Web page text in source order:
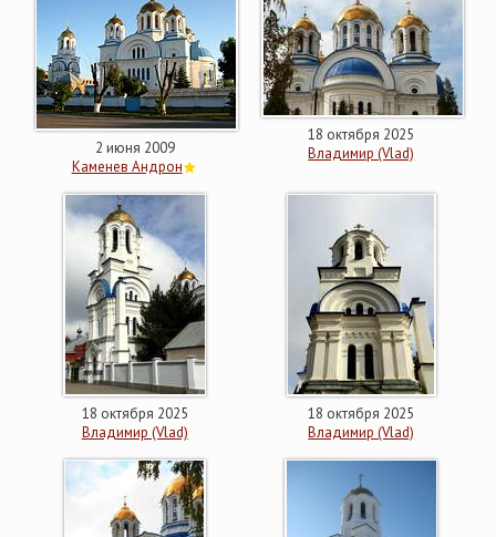
2 июня 2009
Каменев Андрон
18 октября 2025
Владимир (Vlad)
18 октября 2025
Владимир (Vlad)
18 октября 2025
Владимир (Vlad)